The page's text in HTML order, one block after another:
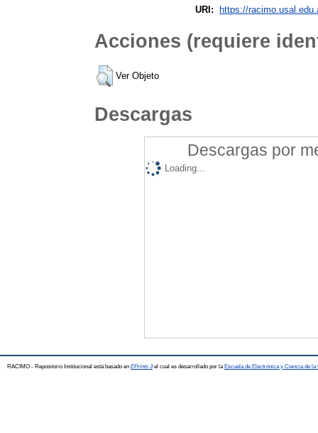
URI:
https://
Acciones (requiere
Ver Objeto
Descargas
Descargas por
Loading...
RACIMO - Repositorio Institucional está basado en EPrints 3el cual es desarrollado por la Escuela de Electrónica y Ciencia de la